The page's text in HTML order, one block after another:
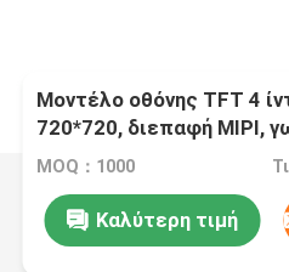
Μοντέλο οθόνης TFT 4
720*720, διεπαφή MIPI,
ΟΛΗ, οδήγηση IC ST7703
MOQ：1000
Καλύτερη τιμή